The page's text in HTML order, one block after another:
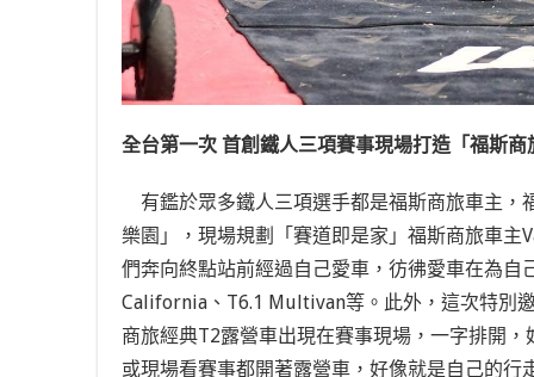
全台第一次 首創鐵人三項賽事現場打造「福斯
有鑑於眾多鐵人三項選手都是福斯商旅車主，
樂園」，現場規劃「賽道即是家」福斯商旅車
們奔向終點站前經過自己愛車，彷彿愛車在為
California、T6.1 Multivan等。此外，這次特別
商旅經典T2露營車出現在賽事現場，一字排開
或現場看賽事都開著露營車 ，好像就是自己的